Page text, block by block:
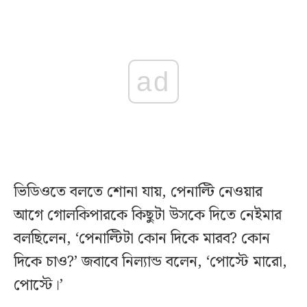
ad
ভিডিওতে বলতে শোনা যায়, পেনাল্টি নেওয়ার
আগে গোলকিপারকে কিছুটা উসকে দিতে নেইমার
বলছিলেন, ‘পেনাল্টিটা কোন দিকে মারব? কোন
দিকে চাও?’ জবাবে নিল্যান্ড বলেন, ‘পোস্টে মারো,
পোস্টে।’